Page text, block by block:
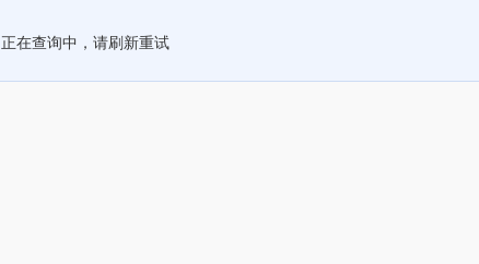
正在查询中，请刷新重试